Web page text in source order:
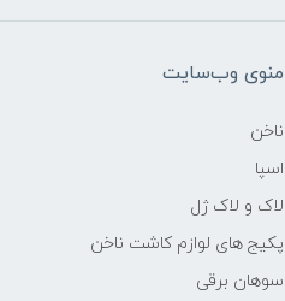
منوی وب‌سایت
ناخن
اسپا
لاک و لاک ژل
پکیج های لوازم کاشت ناخن
سوهان برقی